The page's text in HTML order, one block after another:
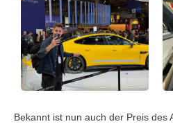
Bekannt ist nun auch der Preis des